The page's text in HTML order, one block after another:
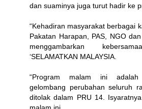
dan suaminya juga turut hadir ke
“Kehadiran masyarakat berbagai
Pakatan Harapan, PAS, NGO
menggambarkan
‘SELAMATKAN MALAYSIA.
“Program malam ini adalah
gelombang perubahan seluruh
ditolak dalam PRU 14.
malam ini.